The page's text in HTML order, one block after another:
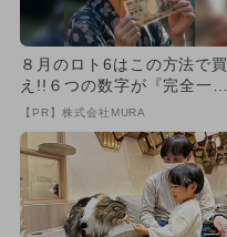
８月のロト6はこの方法で買
え!!６つの数字が『完全一
致』する方法
【PR】株式会社MURA